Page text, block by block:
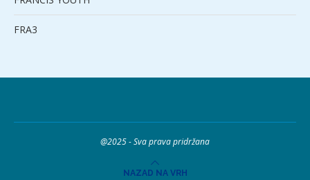
FRA3
@2025 - Sva prava pridržana
NAZAD NA VRH